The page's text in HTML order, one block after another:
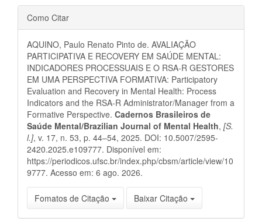
Detalhes
do
artigo
Como Citar
AQUINO, Paulo Renato Pinto de. AVALIAÇÃO
PARTICIPATIVA E RECOVERY EM SAÚDE MENTAL:
INDICADORES PROCESSUAIS E O RSA-R GESTORES
EM UMA PERSPECTIVA FORMATIVA: Participatory
Evaluation and Recovery in Mental Health: Process
Indicators and the RSA-R Administrator/Manager from a
Formative Perspective. Cadernos Brasileiros de
Saúde Mental/Brazilian Journal of Mental Health, [S.
l.], v. 17, n. 53, p. 44–54, 2025. DOI: 10.5007/2595-
2420.2025.e109777. Disponível em:
https://periodicos.ufsc.br/index.php/cbsm/article/view/10
9777. Acesso em: 6 ago. 2026.
Fomatos de Citação Baixar Citação